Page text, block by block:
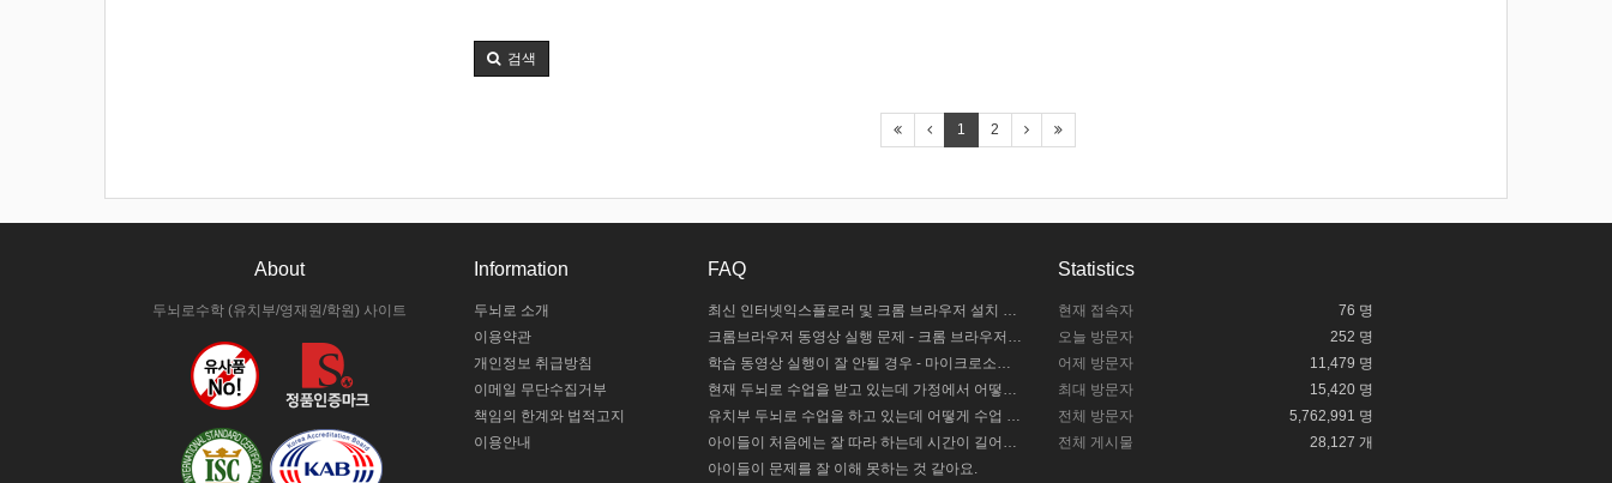
검색
1 2
About
두뇌로수학 (유치부/영재원/학원) 사이트
Information
두뇌로 소개
이용약관
개인정보 취급방침
이메일 무단수집거부
책임의 한계와 법적고지
이용안내
FAQ
최신 인터넷익스플로러 및 크롬 브라우저 설치 안내
크롬브라우저 동영상 실행 문제 - 크롬 브라우저 설정하기
학습 동영상 실행이 잘 안될 경우 - 마이크로소프트 엣지 설정하기 / 크롬브라우저 설치하기
현재 두뇌로 수업을 받고 있는데 가정에서 어떻게 도와주야 할까요?
유치부 두뇌로 수업을 하고 있는데 어떻게 수업 중인지 모르겠어요.
아이들이 처음에는 잘 따라 하는데 시간이 길어지면 힘들어해요
아이들이 문제를 잘 이해 못하는 것 같아요.
Statistics
현재 접속자
76 명
오늘 방문자
252 명
어제 방문자
11,479 명
최대 방문자
15,420 명
전체 방문자
5,762,991 명
전체 게시물
28,127 개